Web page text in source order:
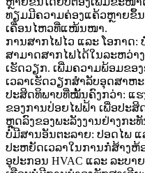
ທຽມມີຄວາມຄ່ອງແຄ້ວຫຼາຍຂຶ້ນ
ເຄື່ອນໄຫວທີ່ແໜ້ນໜາ.
ການສາກໄຟໄວ ແລະ ໂອກາດ
ສາມາດສາກໄຟໄດ້ໃນລະຫວ່າ
ເຮັດວຽກ. ເພີ່ມຄວາມພ້ອມຂອ
ເວລາເຮັດວຽກສຳລັບອຸດສາຫ
ປະສິດທິພາບທີ່ໝັ້ນຄົງກວ່າ: ແ
ຂອງການປ່ອຍໄຟຟ້າ ເພື່ອປະ
ຫຼຸດລົງຂອງພະລັງງານຢ່າງກະ
ບໍ່ມີສານອັນຕະລາຍ: ປອດໄພ
ປະຫຍັດເວລາໃນການກໍ່ສ້າງຫ້
ອຸປະກອນ HVAC ແລະ ລະບາ